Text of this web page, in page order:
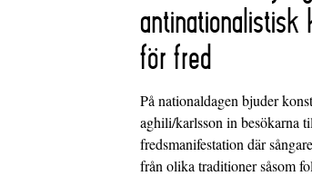
antinationalistisk
för fred
På nationaldagen bjuder
aghili/karlsson in besökarna
fredsmanifestation där
från olika traditioner såsom